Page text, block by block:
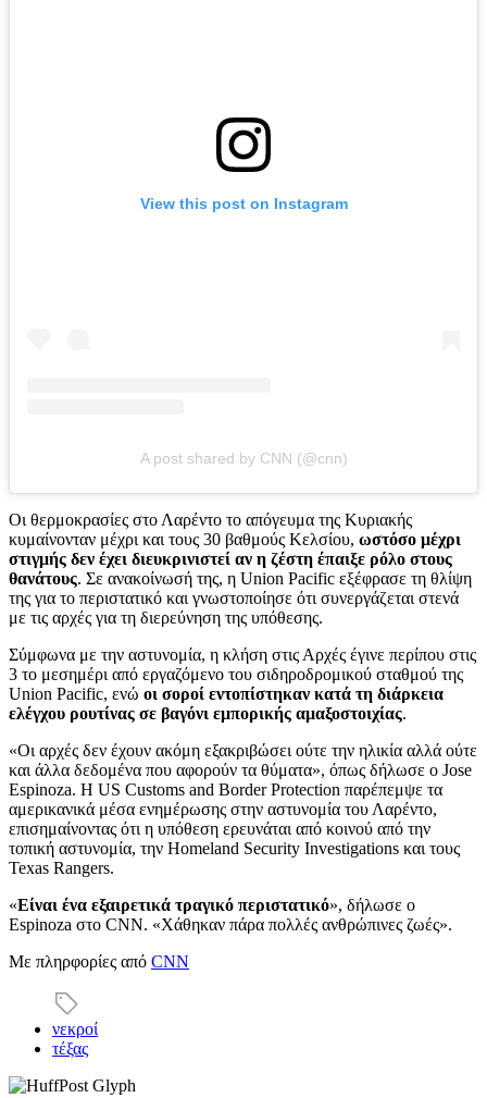
View this post on Instagram
A post shared by CNN (@cnn)
Οι θερμοκρασίες στο Λαρέντο το απόγευμα της Κυριακής
κυμαίνονταν μέχρι και τους 30 βαθμούς Κελσίου, ωστόσο μέχρι
στιγμής δεν έχει διευκρινιστεί αν η ζέστη έπαιξε ρόλο στους
θανάτους. Σε ανακοίνωσή της, η Union Pacific εξέφρασε τη θλίψη
της για το περιστατικό και γνωστοποίησε ότι συνεργάζεται στενά
με τις αρχές για τη διερεύνηση της υπόθεσης.
Σύμφωνα με την αστυνομία, η κλήση στις Αρχές έγινε περίπου στις
3 το μεσημέρι από εργαζόμενο του σιδηροδρομικού σταθμού της
Union Pacific, ενώ οι σοροί εντοπίστηκαν κατά τη διάρκεια
ελέγχου ρουτίνας σε βαγόνι εμπορικής αμαξοστοιχίας.
«Οι αρχές δεν έχουν ακόμη εξακριβώσει ούτε την ηλικία αλλά ούτε
και άλλα δεδομένα που αφορούν τα θύματα», όπως δήλωσε ο Jose
Espinoza. Η US Customs and Border Protection παρέπεμψε τα
αμερικανικά μέσα ενημέρωσης στην αστυνομία του Λαρέντο,
επισημαίνοντας ότι η υπόθεση ερευνάται από κοινού από την
τοπική αστυνομία, την Homeland Security Investigations και τους
Texas Rangers.
«Είναι ένα εξαιρετικά τραγικό περιστατικό», δήλωσε ο
Espinoza στο CNN. «Χάθηκαν πάρα πολλές ανθρώπινες ζωές».
Με πληρφορίες από CNN
νεκροί
τέξας